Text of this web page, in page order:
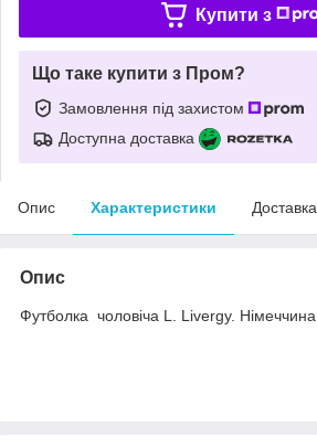
Купити з
Що таке купити з Пром?
Замовлення під захистом
Доступна доставка
Опис Характеристики Доставка
Опис
Футболка чоловіча L. Livergy. Німеччина